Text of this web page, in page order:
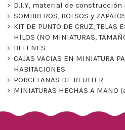
D.I.Y, material de
SOMBREROS, BOLSOS y
KIT DE PUNTO DE CRUZ, TELAS
HILOS (NO MINIATURAS,
BELENES
CAJAS VACIAS EN MINIATURA
HABITACIONES
PORCELANAS DE REUTTER
MINIATURAS HECHAS A